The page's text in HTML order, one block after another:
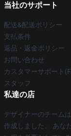
当社のサポート
配送&配送ポリシー
支払条件
返品・返金ポリシー
お問い合わせ
カスタマーサポート
スタッフ
私達の店
デザイナーのチーム
作成しました。 あな